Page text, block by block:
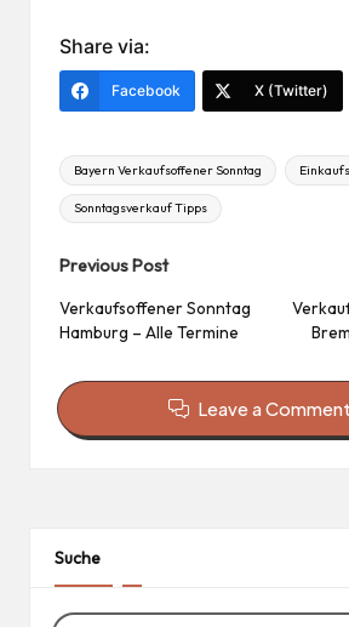
er
es
Share via:
Facebook X (Twitter)
Tags:
Bayern Verkaufsoffener Sonntag
Sonntagsverkauf Tipps
Post
navigation
Previous Post
Verkaufsoffener Sonntag
Hamburg – Alle Termine
Leave a Comment
Suche